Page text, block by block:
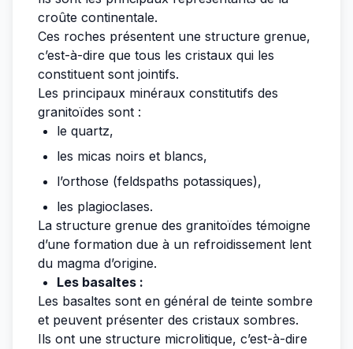
croûte continentale.
Ces roches présentent une structure grenue,
c’est-à-dire que tous les cristaux qui les
constituent sont jointifs.
Les principaux minéraux constitutifs des
granitoïdes sont :
le quartz,
les micas noirs et blancs,
l’orthose (feldspaths potassiques),
les plagioclases.
La structure grenue des granitoïdes témoigne
d’une formation due à un refroidissement lent
du magma d’origine.
Les basaltes :
Les basaltes sont en général de teinte sombre
et peuvent présenter des cristaux sombres.
Ils ont une structure microlitique, c’est-à-dire